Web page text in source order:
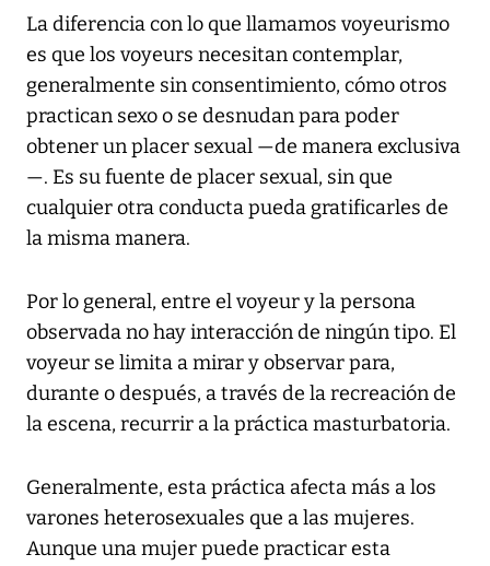
La diferencia con lo que llamamos voyeurismo
es que los voyeurs necesitan contemplar,
generalmente sin consentimiento, cómo otros
practican sexo o se desnudan para poder
obtener un placer sexual —de manera exclusiva
—. Es su fuente de placer sexual, sin que
cualquier otra conducta pueda gratificarles de
la misma manera.
Por lo general, entre el voyeur y la persona
observada no hay interacción de ningún tipo. El
voyeur se limita a mirar y observar para,
durante o después, a través de la recreación de
la escena, recurrir a la práctica masturbatoria.
Generalmente, esta práctica afecta más a los
varones heterosexuales que a las mujeres.
Aunque una mujer puede practicar esta